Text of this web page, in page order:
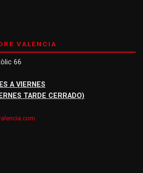
VALENCIA
66
A VIERNES
TARDE CERRADO)